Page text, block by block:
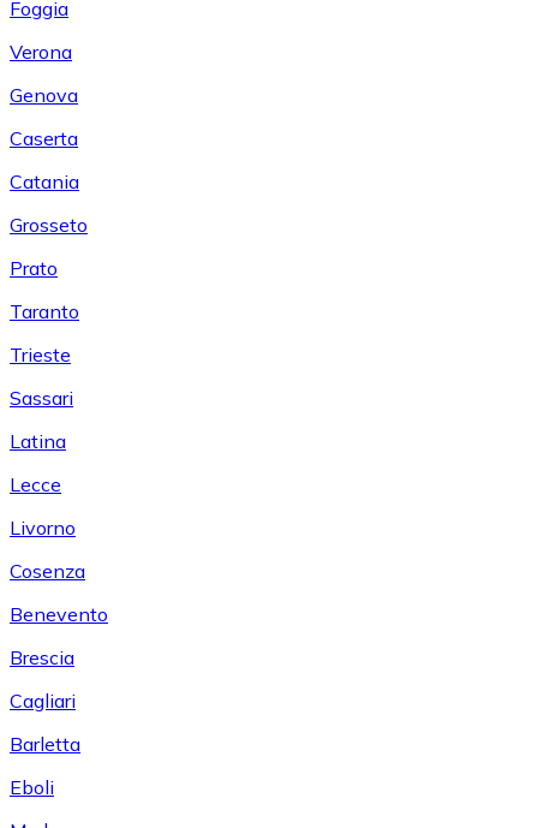
Foggia
Verona
Genova
Caserta
Catania
Grosseto
Prato
Taranto
Trieste
Sassari
Latina
Lecce
Livorno
Cosenza
Benevento
Brescia
Cagliari
Barletta
Eboli